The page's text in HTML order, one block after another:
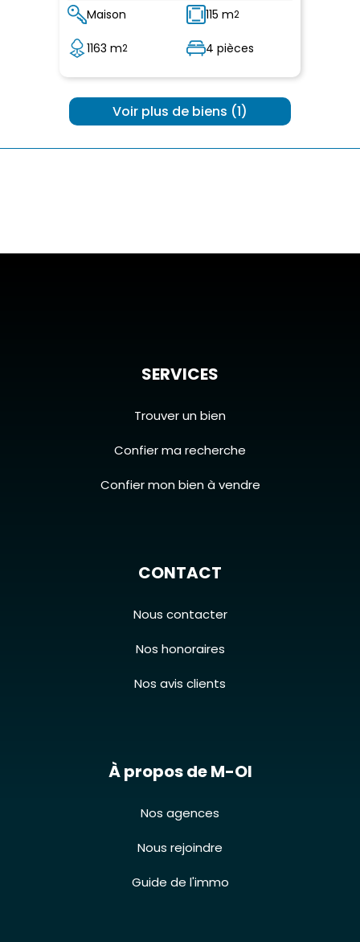
Maison 115 m2
1163 m2 4 pièces
Voir plus de biens (1)
SERVICES
Trouver un bien
Confier ma recherche
Confier mon bien à vendre
CONTACT
Nous contacter
Nos honoraires
Nos avis clients
À propos de M-OI
Nos agences
Nous rejoindre
Guide de l'immo